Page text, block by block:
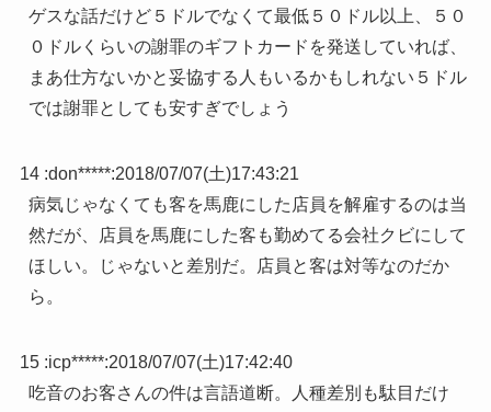
ゲスな話だけど５ドルでなくて最低５０ドル以上、５０
０ドルくらいの謝罪のギフトカードを発送していれば、
まあ仕方ないかと妥協する人もいるかもしれない５ドル
では謝罪としても安すぎでしょう
14 :don*****:2018/07/07(土)17:43:21
病気じゃなくても客を馬鹿にした店員を解雇するのは当
然だが、店員を馬鹿にした客も勤めてる会社クビにして
ほしい。じゃないと差別だ。店員と客は対等なのだか
ら。
15 :icp*****:2018/07/07(土)17:42:40
吃音のお客さんの件は言語道断。人種差別も駄目だけ